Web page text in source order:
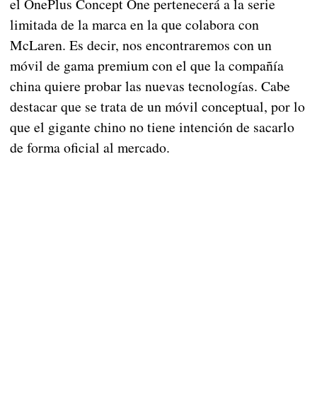
el OnePlus Concept One pertenecerá a la serie
limitada de la marca en la que colabora con
McLaren. Es decir, nos encontraremos con un
móvil de gama premium con el que la compañía
china quiere probar las nuevas tecnologías. Cabe
destacar que se trata de un móvil conceptual, por lo
que el gigante chino no tiene intención de sacarlo
de forma oficial al mercado.